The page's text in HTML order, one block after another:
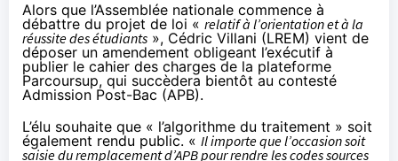
Alors que l’Assemblée nationale commence à
débattre du projet de loi « relatif à l’orientation et à la
réussite des étudiants », Cédric Villani (LREM) vient de
déposer un amendement obligeant l’exécutif à
publier le cahier des charges de la plateforme
Parcoursup, qui succèdera bientôt au contesté
Admission Post-Bac (APB).
L’élu souhaite que « l’algorithme du traitement » soit
également rendu public. « Il importe que l’occasion soit
saisie du remplacement d’APB pour rendre les codes sources